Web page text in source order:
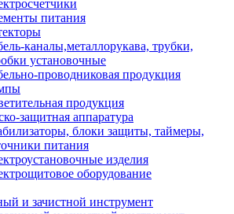
питания
каналы,металлорукава, трубки,
установочные
проводниковая продукция
продукция
защитная аппаратура
блоки защиты, таймеры,
питания
изделия
оборудование
и зачистной инструмент